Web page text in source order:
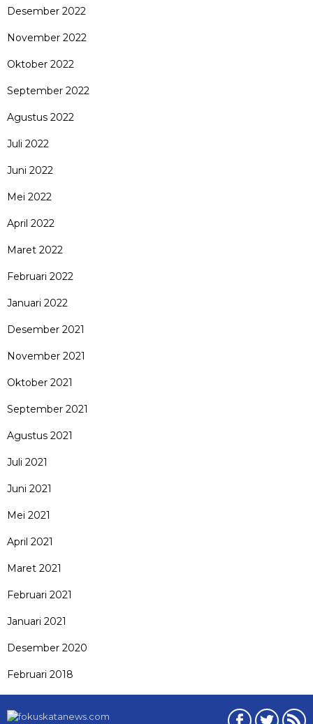
Desember 2022
November 2022
Oktober 2022
September 2022
Agustus 2022
Juli 2022
Juni 2022
Mei 2022
April 2022
Maret 2022
Februari 2022
Januari 2022
Desember 2021
November 2021
Oktober 2021
September 2021
Agustus 2021
Juli 2021
Juni 2021
Mei 2021
April 2021
Maret 2021
Februari 2021
Januari 2021
Desember 2020
Februari 2018